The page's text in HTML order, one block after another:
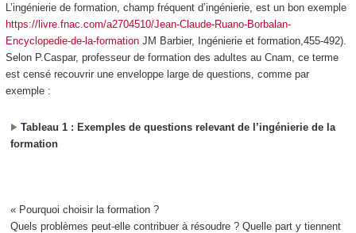
L’ingénierie de formation, champ fréquent d’ingénierie, est un bon exemple
https://livre.fnac.com/a2704510/Jean-Claude-Ruano-Borbalan-
Encyclopedie-de-la-formationJM Barbier, Ingénierie et formation,455-492).
Selon P.Caspar, professeur de formation des adultes au Cnam, ce terme
est censé recouvrir une enveloppe large de questions, comme par
exemple :
Tableau 1 : Exemples de questions relevant de l’ingénierie de la
formation
« Pourquoi choisir la formation ?
Quels problèmes peut-elle contribuer à résoudre ? Quelle part y tiennent